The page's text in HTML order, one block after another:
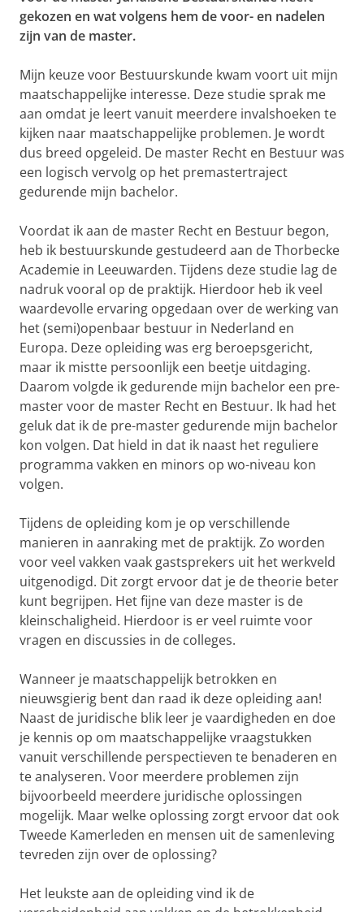
gekozen en wat volgens hem de voor- en nadelen
zijn van de master.
Mijn keuze voor Bestuurskunde kwam voort uit mijn
maatschappelijke interesse. Deze studie sprak me
aan omdat je leert vanuit meerdere invalshoeken te
kijken naar maatschappelijke problemen. Je wordt
dus breed opgeleid. De master Recht en Bestuur was
een logisch vervolg op het premastertraject
gedurende mijn bachelor.
Voordat ik aan de master Recht en Bestuur begon,
heb ik bestuurskunde gestudeerd aan de Thorbecke
Academie in Leeuwarden. Tijdens deze studie lag de
nadruk vooral op de praktijk. Hierdoor heb ik veel
waardevolle ervaring opgedaan over de werking van
het (semi)openbaar bestuur in Nederland en
Europa. Deze opleiding was erg beroepsgericht,
maar ik mistte persoonlijk een beetje uitdaging.
Daarom volgde ik gedurende mijn bachelor een pre-
master voor de master Recht en Bestuur. Ik had het
geluk dat ik de pre-master gedurende mijn bachelor
kon volgen. Dat hield in dat ik naast het reguliere
programma vakken en minors op wo-niveau kon
volgen.
Tijdens de opleiding kom je op verschillende
manieren in aanraking met de praktijk. Zo worden
voor veel vakken vaak gastsprekers uit het werkveld
uitgenodigd. Dit zorgt ervoor dat je de theorie beter
kunt begrijpen. Het fijne van deze master is de
kleinschaligheid. Hierdoor is er veel ruimte voor
vragen en discussies in de colleges.
Wanneer je maatschappelijk betrokken en
nieuwsgierig bent dan raad ik deze opleiding aan!
Naast de juridische blik leer je vaardigheden en doe
je kennis op om maatschappelijke vraagstukken
vanuit verschillende perspectieven te benaderen en
te analyseren. Voor meerdere problemen zijn
bijvoorbeeld meerdere juridische oplossingen
mogelijk. Maar welke oplossing zorgt ervoor dat ook
Tweede Kamerleden en mensen uit de samenleving
tevreden zijn over de oplossing?
Het leukste aan de opleiding vind ik de